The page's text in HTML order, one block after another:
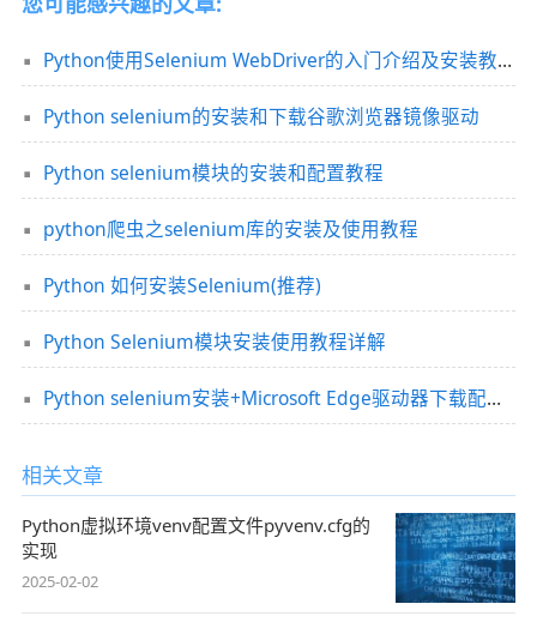
Python使用Selenium WebDriver的入门介绍及安装教程(最新推荐)
Python selenium的安装和下载谷歌浏览器镜像驱动
Python selenium模块的安装和配置教程
python爬虫之selenium库的安装及使用教程
Python 如何安装Selenium(推荐)
Python Selenium模块安装使用教程详解
Python selenium安装+Microsoft Edge驱动器下载配置流程(最新推荐)
相关文章
Python虚拟环境venv配置文件pyvenv.cfg的
实现
2025-02-02